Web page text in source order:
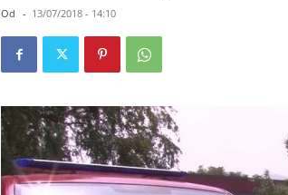
Od - 13/07/2018 - 14:10